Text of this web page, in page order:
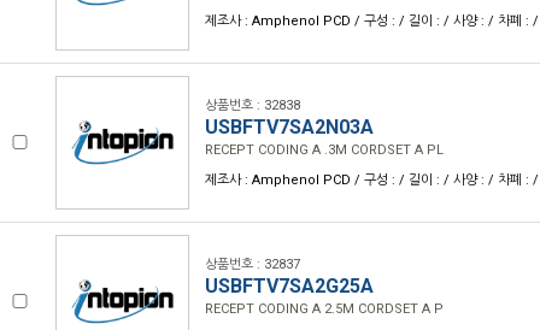
제조사 : Amphenol PCD / 구성 : / 길이 : / 사양 : / 차폐 : /
상품번호 : 32838
USBFTV7SA2N03A
RECEPT CODING A .3M CORDSET A PL
제조사 : Amphenol PCD / 구성 : / 길이 : / 사양 : / 차폐 : /
상품번호 : 32837
USBFTV7SA2G25A
RECEPT CODING A 2.5M CORDSET A P